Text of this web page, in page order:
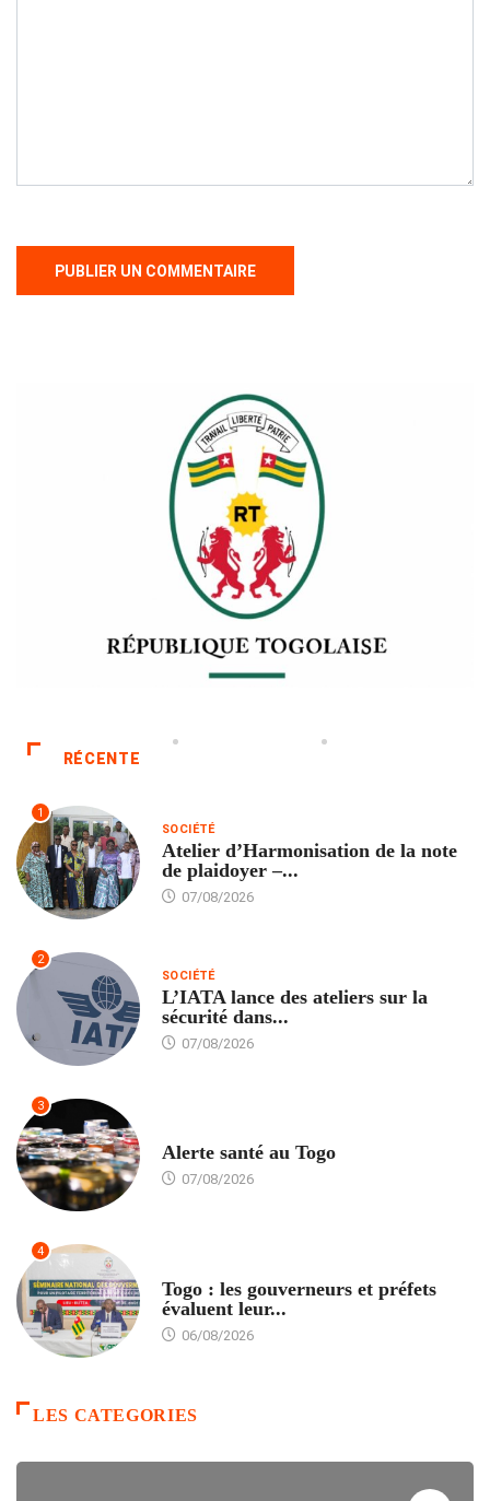
RÉCENTE
1
SOCIÉTÉ
Atelier d’Harmonisation de la note
de plaidoyer –...
07/08/2026
2
SOCIÉTÉ
L’IATA lance des ateliers sur la
sécurité dans...
07/08/2026
3
Alerte santé au Togo
07/08/2026
4
Togo : les gouverneurs et préfets
évaluent leur...
06/08/2026
LES CATEGORIES